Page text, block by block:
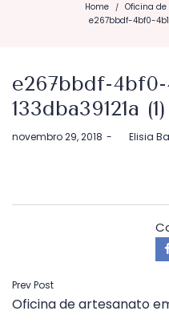
Home / Oficina
e267bbdf-4bf0-
e267bbdf-4bf0-
133dba39121a (1)
Postado
novembro 29, 2018 byElisia
Navegação
de
Prev Post
Oficina de artesanato